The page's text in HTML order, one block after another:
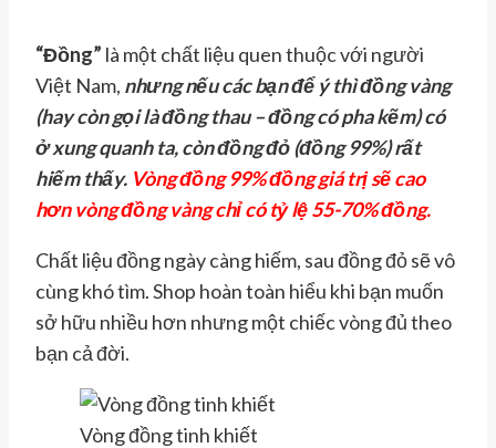
“Đồng” là một chất liệu quen thuộc với người
Việt Nam, nhưng nếu các bạn để ý thì đồng vàng
(hay còn gọi là đồng thau – đồng có pha kẽm) có
ở xung quanh ta, còn đồng đỏ (đồng 99%) rất
hiếm thấy. Vòng đồng 99% đồng giá trị sẽ cao
hơn vòng đồng vàng chỉ có tỷ lệ 55-70% đồng.
Chất liệu đồng ngày càng hiếm, sau đồng đỏ sẽ vô
cùng khó tìm. Shop hoàn toàn hiểu khi bạn muốn
sở hữu nhiều hơn nhưng một chiếc vòng đủ theo
bạn cả đời.
Vòng đồng tinh khiết